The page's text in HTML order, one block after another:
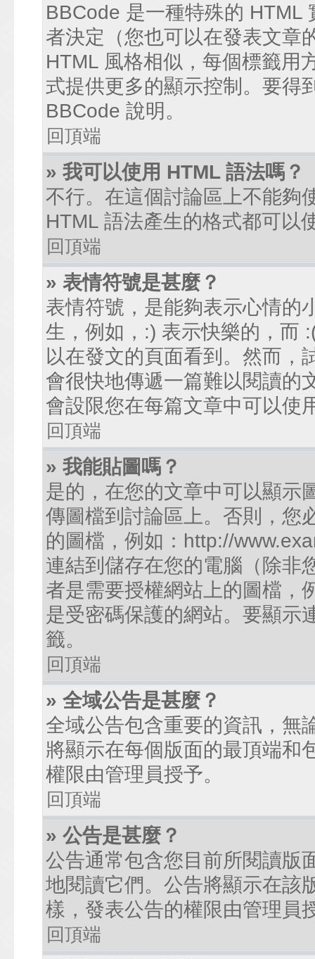
BBCode 是一種特殊的 HTML
者決定（您也可以在發表文章
HTML 風格相似，每個標籤用
式提供更多的顯示控制。要得
BBCode 說明。
回頂端
» 我可以使用 HTML 語法嗎？
不行。在這個討論區上不能夠
HTML 語法產生的格式都可以
回頂端
» 表情符號是甚麼？
表情符號，是能夠表示心情的
生，例如，:) 表示快樂的，而
以在發文的頁面看到。然而，
會很快地傳遞一篇難以閱讀的
會設限您在每篇文章中可以使
回頂端
» 我能貼圖嗎？
是的，在您的文章中可以顯示
傳圖檔到討論區上。否則，您
的圖檔，例如：http://
連結到儲存在您的電腦（除非
者是需要授權網站上的圖檔，
是受密碼保護的網站。要顯示
籤。
回頂端
» 全域公告是甚麼？
全域公告包含重要的資訊，無
將顯示在每個版面的最頂端和
權限由管理員授予。
回頂端
» 公告是甚麼？
公告通常包含您目前所閱讀版
地閱讀它們。公告將顯示在該
樣，發表公告的權限由管理員
回頂端